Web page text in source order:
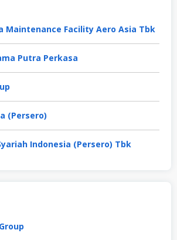
Maintenance Facility Aero Asia Tbk
Putra Perkasa
(Persero)
Indonesia (Persero) Tbk